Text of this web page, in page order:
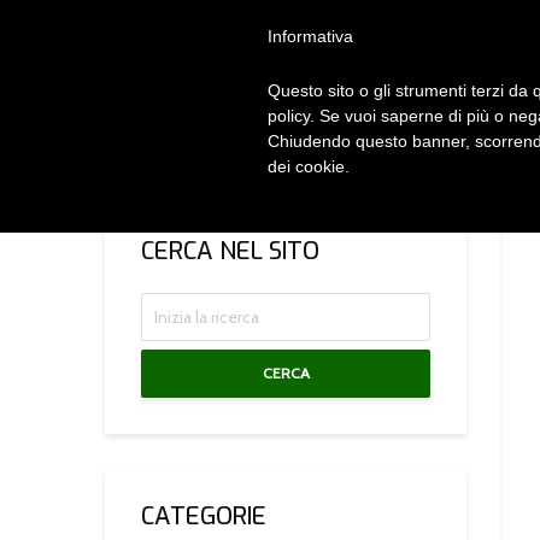
CERCA NEL SITO
CERCA
CATEGORIE
Informativa
Questo sito o gli strumenti terzi da
policy. Se vuoi saperne di più o
Chiudendo questo banner,
dei cookie.